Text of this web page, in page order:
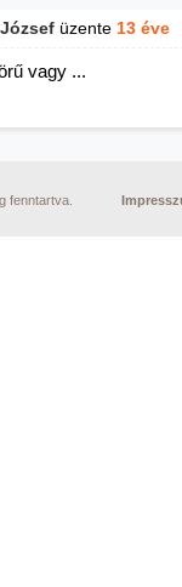
üzente 13 éve
vagy ...
fenntartva.